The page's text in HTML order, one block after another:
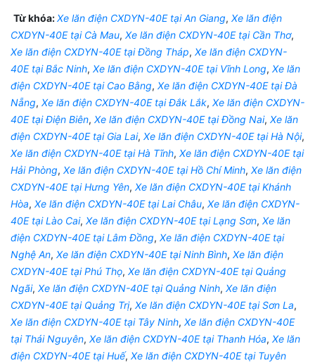
Từ khóa:Xe lăn điện CXDYN-40E tại An Giang, Xe lăn điện
CXDYN-40E tại Cà Mau, Xe lăn điện CXDYN-40E tại Cần Thơ,
Xe lăn điện CXDYN-40E tại Đồng Tháp, Xe lăn điện CXDYN-
40E tại Bắc Ninh, Xe lăn điện CXDYN-40E tại Vĩnh Long, Xe lăn
điện CXDYN-40E tại Cao Bằng, Xe lăn điện CXDYN-40E tại Đà
Nẵng, Xe lăn điện CXDYN-40E tại Đắk Lắk, Xe lăn điện CXDYN-
40E tại Điện Biên, Xe lăn điện CXDYN-40E tại Đồng Nai, Xe lăn
điện CXDYN-40E tại Gia Lai, Xe lăn điện CXDYN-40E tại Hà Nội,
Xe lăn điện CXDYN-40E tại Hà Tĩnh, Xe lăn điện CXDYN-40E tại
Hải Phòng, Xe lăn điện CXDYN-40E tại Hồ Chí Minh, Xe lăn điện
CXDYN-40E tại Hưng Yên, Xe lăn điện CXDYN-40E tại Khánh
Hòa, Xe lăn điện CXDYN-40E tại Lai Châu, Xe lăn điện CXDYN-
40E tại Lào Cai, Xe lăn điện CXDYN-40E tại Lạng Sơn, Xe lăn
điện CXDYN-40E tại Lâm Đồng, Xe lăn điện CXDYN-40E tại
Nghệ An, Xe lăn điện CXDYN-40E tại Ninh Bình, Xe lăn điện
CXDYN-40E tại Phú Thọ, Xe lăn điện CXDYN-40E tại Quảng
Ngãi, Xe lăn điện CXDYN-40E tại Quảng Ninh, Xe lăn điện
CXDYN-40E tại Quảng Trị, Xe lăn điện CXDYN-40E tại Sơn La,
Xe lăn điện CXDYN-40E tại Tây Ninh, Xe lăn điện CXDYN-40E
tại Thái Nguyên, Xe lăn điện CXDYN-40E tại Thanh Hóa, Xe lăn
điện CXDYN-40E tại Huế, Xe lăn điện CXDYN-40E tại Tuyên